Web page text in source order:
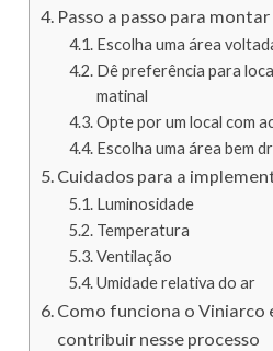
Passo a passo para
Escolha uma área
Dê preferência para
matinal
Opte por um local com
Escolha uma área bem
Cuidados para a
Luminosidade
Temperatura
Ventilação
Umidade relativa do ar
Como funciona o Viniarco
contribuir nesse processo